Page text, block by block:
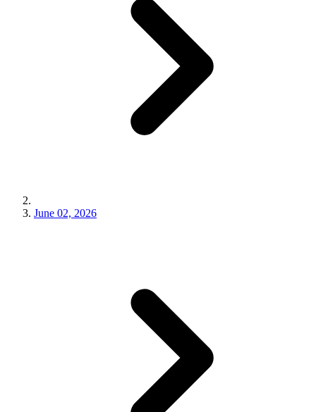
June 02, 2026